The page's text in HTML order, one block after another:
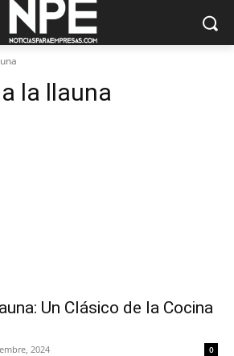
la llauna
Un Clásico de la Cocina
2024 0